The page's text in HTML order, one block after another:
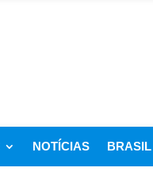
NOTÍCIAS BRASIL